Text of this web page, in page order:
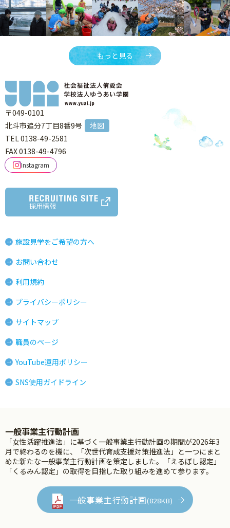
もっと見る
〒049-0101
北斗市追分7丁目8番9号
地図
TEL 0138-49-2581
FAX 0138-49-4796
Instagram
採用情報
施設見学をご希望の方へ
お問い合わせ
利用規約
プライバシーポリシー
サイトマップ
職員のページ
YouTube運用ポリシー
SNS使用ガイドライン
一般事業主行動計画
「女性活躍推進法」に基づく一般事業主行動計画の期間が2026年3
月で終わるのを機に、「次世代育成支援対策推進法」と一つにまと
めた新たな一般事業主行動計画を策定しました。「えるぼし認定」
「くるみん認定」の取得を目指した取り組みを進めて参ります。
一般事業主行動計画(828KB)